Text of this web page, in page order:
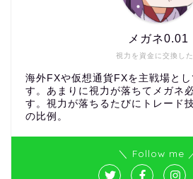
視力を資金に交換し
メガネ0.01
海外FXや仮想通貨FXを主戦場と
す。あまりに視力が落ちてメガネ
す。視力が落ちるたびにトレード
の比例。
＼ Follow me